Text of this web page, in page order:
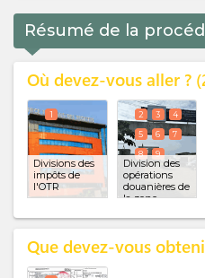
Résumé de la
Où devez-vous aller ?
Divisions des
impôts de
l'OTR
1
Division des
opérations
douanières de
la zone
2 3
4
5
6
7
8
9
Que devez-vous